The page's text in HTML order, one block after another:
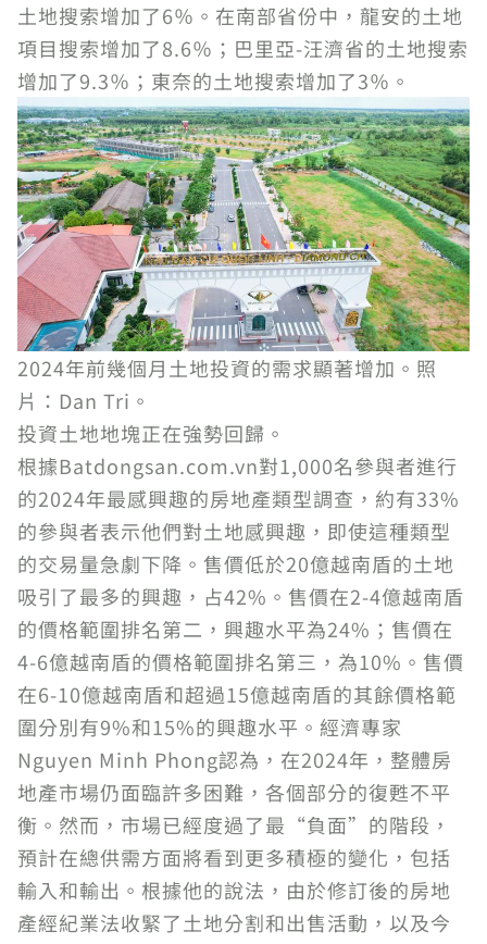
土地搜索增加了6％。在南部省份中，龍安的土地
項目搜索增加了8.6％；巴里亞-汪濟省的土地搜索
增加了9.3％；東奈的土地搜索增加了3％。
2024年前幾個月土地投資的需求顯著增加。照
片：Dan Tri。
投資土地地塊正在強勢回歸。
根據Batdongsan.com.vn對1,000名參與者進行
的2024年最感興趣的房地產類型調查，約有33%
的參與者表示他們對土地感興趣，即使這種類型
的交易量急劇下降。售價低於20億越南盾的土地
吸引了最多的興趣，占42%。售價在2-4億越南盾
的價格範圍排名第二，興趣水平為24%；售價在
4-6億越南盾的價格範圍排名第三，為10%。售價
在6-10億越南盾和超過15億越南盾的其餘價格範
圍分別有9%和15%的興趣水平。經濟專家
Nguyen Minh Phong認為，在2024年，整體房
地產市場仍面臨許多困難，各個部分的復甦不平
衡。然而，市場已經度過了最“負面”的階段，
預計在總供需方面將看到更多積極的變化，包括
輸入和輸出。根據他的說法，由於修訂後的房地
產經紀業法收緊了土地分割和出售活動，以及今